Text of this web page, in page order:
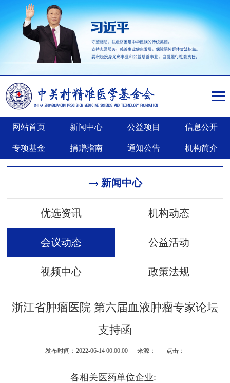
网站首页 新闻中心 公益项目 信息公开
专项基金 捐赠指南 通知公告 机构简介
新闻中心
优选资讯 机构动态
会议动态 公益活动
视频中心 政策法规
浙江省肿瘤医院 第六届血液肿瘤专家论坛
支持函
发布时间：2022-06-14 00:00:00 来源： 点击：
各相关医药单位企业: